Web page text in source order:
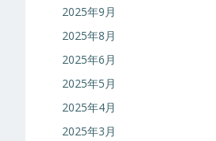
2025年9月
2025年8月
2025年6月
2025年5月
2025年4月
2025年3月